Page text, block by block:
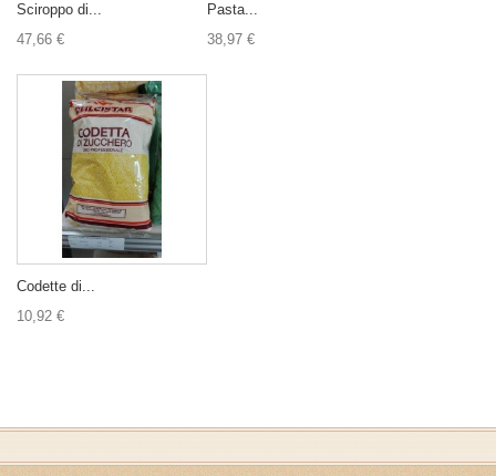
Sciroppo di...
47,66 €
Pasta...
38,97 €
Codette di...
10,92 €